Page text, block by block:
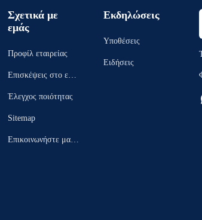
Σχετικά με
εμάς
Προφίλ εταιρείας
Επισκέψεις στο εργ
Έλεγχος ποιότητας
Sitemap
Επικοινωνήστε μαζί
Εκδηλώσεις
Υποθέσεις
Ειδήσεις